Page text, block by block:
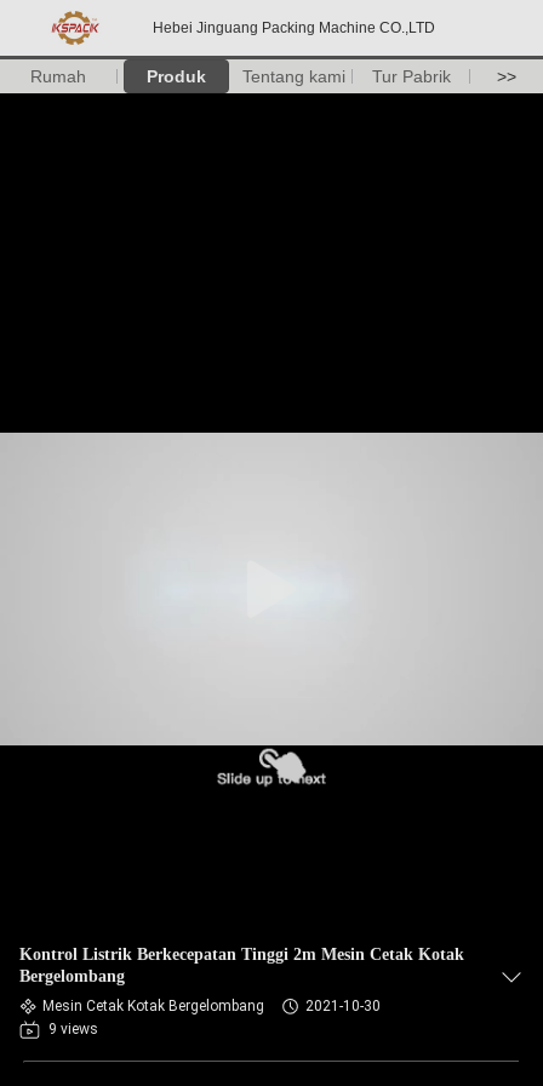
Hebei Jinguang Packing Machine CO.,LTD
Rumah Produk Tentang kami Tur Pabrik >>
Kontrol Listrik Berkecepatan Tinggi 2m Mesin Cetak Kotak
Bergelombang
Mesin Cetak Kotak Bergelombang
2021-10-30
9 views